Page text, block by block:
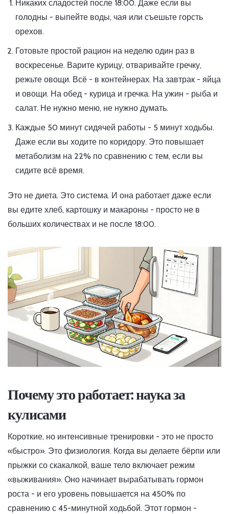
Никаких сладостей после 18:00. Даже если вы
голодны - выпейте воды, чая или съешьте горсть
орехов.
Готовьте простой рацион на неделю один раз в
воскресенье. Варите курицу, отваривайте гречку,
режьте овощи. Всё - в контейнерах. На завтрак - яйца
и овощи. На обед - курица и гречка. На ужин - рыба и
салат. Не нужно меню, не нужно думать.
Каждые 50 минут сидячей работы - 5 минут ходьбы.
Даже если вы ходите по коридору. Это повышает
метаболизм на 22% по сравнению с тем, если вы
сидите всё время.
Это не диета. Это система. И она работает даже если
вы едите хлеб, картошку и макароны - просто не в
больших количествах и не после 18:00.
Почему это работает: наука за
кулисами
Короткие, но интенсивные тренировки - это не просто
«быстро». Это физиология. Когда вы делаете бёрпи или
прыжки со скакалкой, ваше тело включает режим
«выживания». Оно начинает вырабатывать гормон
роста - и его уровень повышается на 450% по
сравнению с 45-минутной ходьбой. Этот гормон -